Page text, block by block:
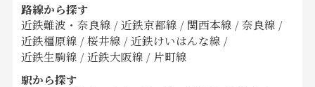
路線から探す
近鉄難波・奈良線 / 近鉄京都線 / 関西本線 / 奈良線 /
近鉄橿原線 / 桜井線 / 近鉄けいはんな線 /
近鉄生駒線 / 近鉄大阪線 / 片町線
駅から探す